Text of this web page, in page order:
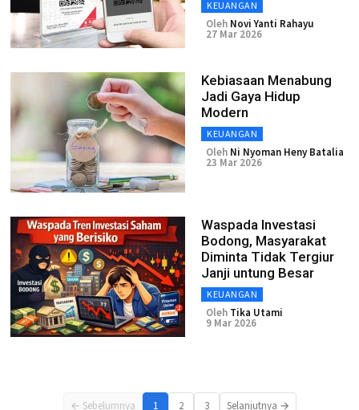
KEUANGAN
Oleh Novi Yanti Rahayu
27 Mar 2026
Kebiasaan Menabung
Jadi Gaya Hidup
Modern
KEUANGAN
Oleh Ni Nyoman Heny Batalia
23 Mar 2026
Waspada Investasi
Bodong, Masyarakat
Diminta Tidak Tergiur
Janji untung Besar
KEUANGAN
Oleh Tika Utami
9 Mar 2026
← Sebelumnya 1 2 3 Selanjutnya →